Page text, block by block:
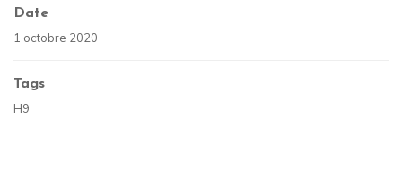
Date
1 octobre 2020
Tags
H9